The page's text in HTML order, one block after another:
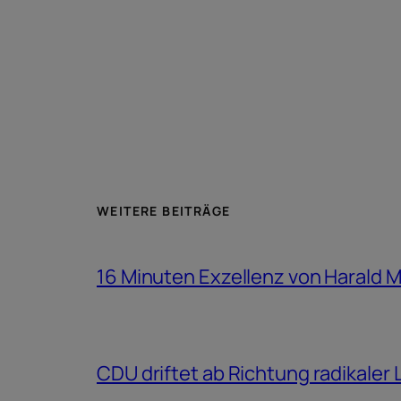
WEITERE BEITRÄGE
16 Minuten Exzellenz von Harald
CDU driftet ab Richtung radikaler